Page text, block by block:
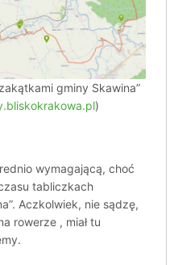
gminy Skawina”
)
wymagającą, choć
tabliczkach
Aczkolwiek, nie sądzę,
rowerze , miał tu